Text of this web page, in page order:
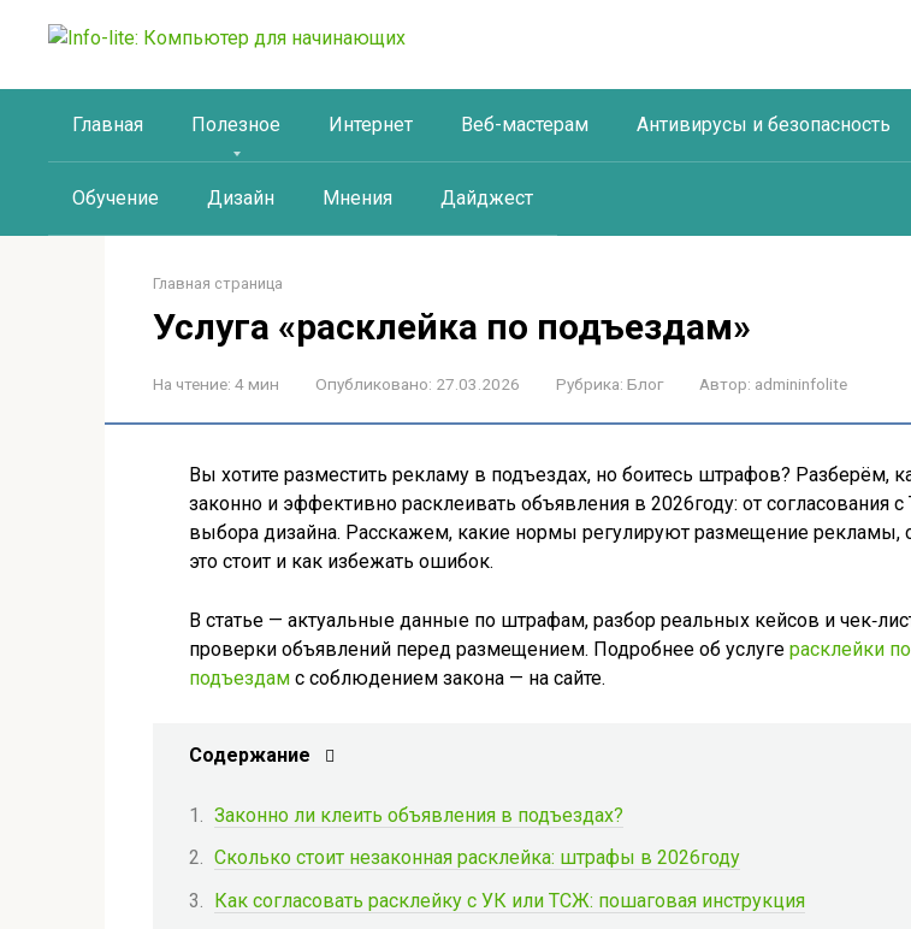
Главная Полезное Интернет Веб-мастерам Антивирусы и безопасность
Обучение Дизайн Мнения Дайджест
Главная страница
Услуга «расклейка по подъездам»
На чтение: 4 мин Опубликовано: 27.03.2026 Рубрика: Блог Автор: admininfolite
Вы хотите разместить рекламу в подъездах, но боитесь штрафов? Разберём,
законно и эффективно расклеивать объявления в 2026году: от согласования
выбора дизайна. Расскажем, какие нормы регулируют размещение рекламы,
это стоит и как избежать ошибок.
В статье — актуальные данные по штрафам, разбор реальных кейсов и
проверки объявлений перед размещением. Подробнее об услуге расклейки по
подъездам с соблюдением закона — на сайте.
Содержание
Законно ли клеить объявления в подъездах?
Сколько стоит незаконная расклейка: штрафы в 2026году
Как согласовать расклейку с УК или ТСЖ: пошаговая инструкция